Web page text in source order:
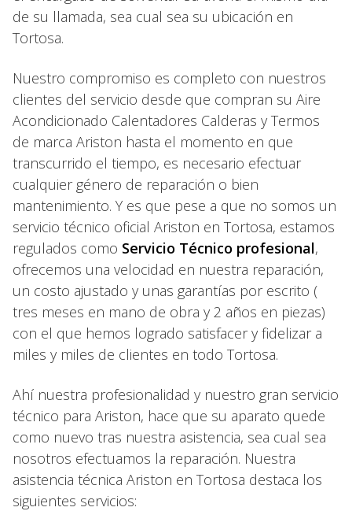
de su llamada, sea cual sea su ubicación en
Tortosa.
Nuestro compromiso es completo con nuestros
clientes del servicio desde que compran su Aire
Acondicionado Calentadores Calderas y Termos
de marca Ariston hasta el momento en que
transcurrido el tiempo, es necesario efectuar
cualquier género de reparación o bien
mantenimiento. Y es que pese a que no somos un
servicio técnico oficial Ariston en Tortosa, estamos
regulados como Servicio Técnico profesional,
ofrecemos una velocidad en nuestra reparación,
un costo ajustado y unas garantías por escrito (
tres meses en mano de obra y 2 años en piezas)
con el que hemos logrado satisfacer y fidelizar a
miles y miles de clientes en todo Tortosa.
Ahí nuestra profesionalidad y nuestro gran servicio
técnico para Ariston, hace que su aparato quede
como nuevo tras nuestra asistencia, sea cual sea
nosotros efectuamos la reparación. Nuestra
asistencia técnica Ariston en Tortosa destaca los
siguientes servicios: